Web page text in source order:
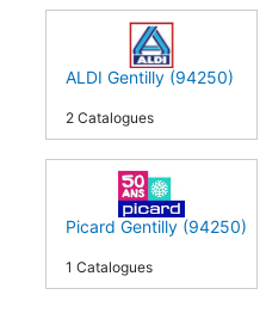
ALDI Gentilly (94250)
2 Catalogues
Picard Gentilly (94250)
1 Catalogues